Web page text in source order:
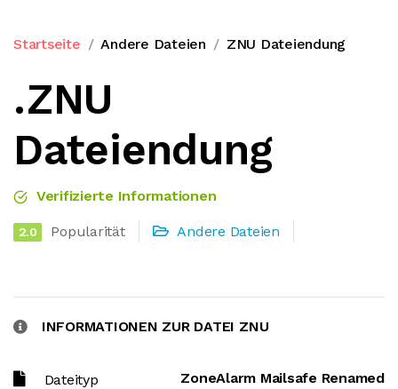
Startseite Andere Dateien ZNU Dateiendung
.ZNU
Dateiendung
Verifizierte Informationen
2.0 Popularität Andere Dateien
INFORMATIONEN ZUR DATEI ZNU
Dateityp ZoneAlarm Mailsafe Renamed